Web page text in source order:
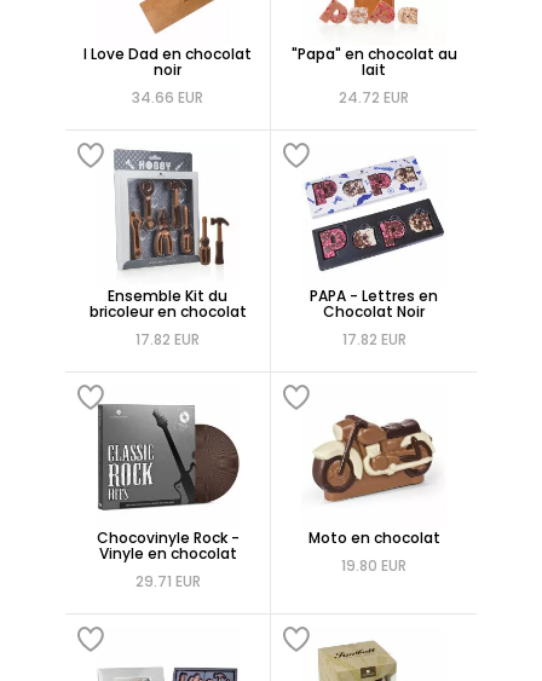
I Love Dad en chocolat
noir
34.66 EUR
"Papa" en chocolat au
lait
24.72 EUR
Ensemble Kit du
bricoleur en chocolat
17.82 EUR
PAPA - Lettres en
Chocolat Noir
17.82 EUR
Chocovinyle Rock -
Vinyle en chocolat
29.71 EUR
Moto en chocolat
19.80 EUR